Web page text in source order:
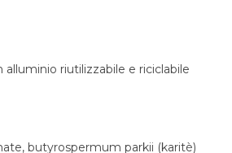
alluminio riutilizzabile e riciclabile
butyrospermum parkii (karitè)